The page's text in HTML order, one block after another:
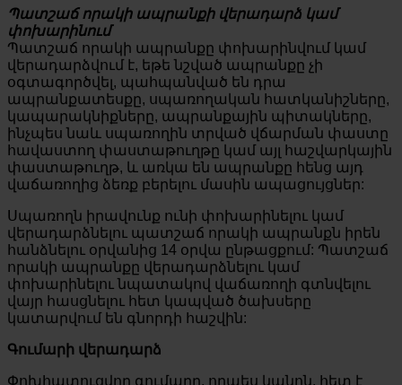
Պատշաճ որակի ապրանքի վերադարձ կամ
փոխարինում
Պատշաճ որակի ապրանքը փոխարինվում կամ
վերադարձվում է, եթե նշված ապրանքը չի
օգտագործվել, պահպանված են դրա
ապրանքատեսքը, սպառողական հատկանիշները,
կապարակնիքները, ապրանքային պիտակները,
ինչպես նաև սպառողին տրված վճարման փաստը
հավաստող փաստաթուղթը կամ այլ հաշվարկային
փաստաթուղթ, և առկա են ապրանքը հենց այդ
վաճառողից ձեռք բերելու մասին ապացույցներ:
Սպառողն իրավունք ունի փոխարինելու կամ
վերադարձնելու պատշաճ որակի ապրանքն իրեն
հանձնելու օրվանից 14 օրվա ընթացքում: Պատշաճ
որակի ապրանքը վերադարձնելու կամ
փոխարինելու նպատակով վաճառողի գտնվելու
վայր հասցնելու հետ կապված ծախսերը
կատարվում են գնորդի հաշվին:
Գումարի վերադարձ
Փոխհատուցվող գումարը, որպես կանոն, հետ է